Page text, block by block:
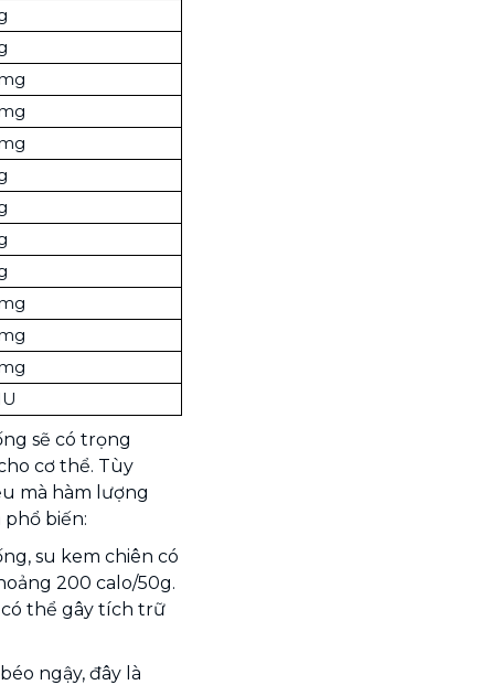
sẽ có trọng
cơ thể. Tùy
mà hàm lượng
phổ biến:
su kem chiên có
200 calo/50g.
thể gây tích trữ
ngậy, đây là